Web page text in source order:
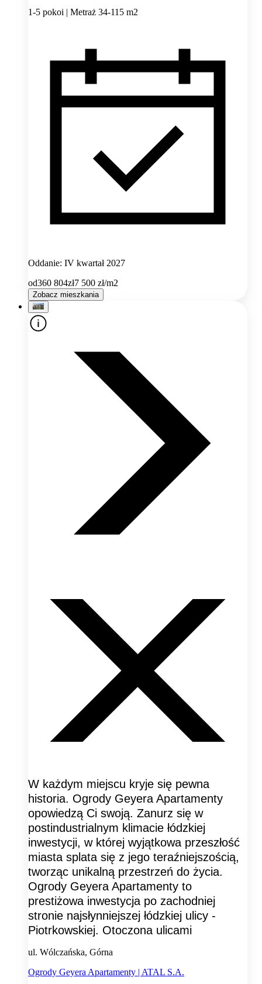
1-5 pokoi | Metraż 34-115 m2
Oddanie: IV kwartał 2027
od360 804zł7 500 zł/m2
Zobacz mieszkania
W każdym miejscu kryje się pewna
historia. Ogrody Geyera Apartamenty
opowiedzą Ci swoją. Zanurz się w
postindustrialnym klimacie łódzkiej
inwestycji, w której wyjątkowa przeszłość
miasta splata się z jego teraźniejszością,
tworząc unikalną przestrzeń do życia.
Ogrody Geyera Apartamenty to
prestiżowa inwestycja po zachodniej
stronie najsłynniejszej łódzkiej ulicy -
Piotrkowskiej. Otoczona ulicami
ul. Wólczańska, Górna
Ogrody Geyera Apartamenty | ATAL S.A.